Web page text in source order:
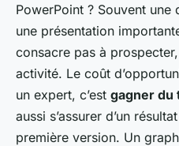
PowerPoint ? Souvent
une présentation
consacre pas à
activité. Le coût
un expert, c’est gagner du
aussi s’assurer d’un
première version. Un